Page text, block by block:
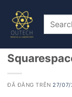
đếnPRODUCT
Welches ist
ĐÃ ĐĂNG TRÊN 27/07/